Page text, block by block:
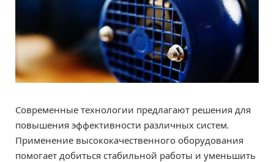
Современные технологии предлагают решения для
повышения эффективности различных систем.
Применение высококачественного оборудования
помогает добиться стабильной работы и уменьшить